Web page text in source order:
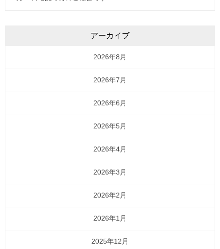
アーカイブ
2026年8月
2026年7月
2026年6月
2026年5月
2026年4月
2026年3月
2026年2月
2026年1月
2025年12月